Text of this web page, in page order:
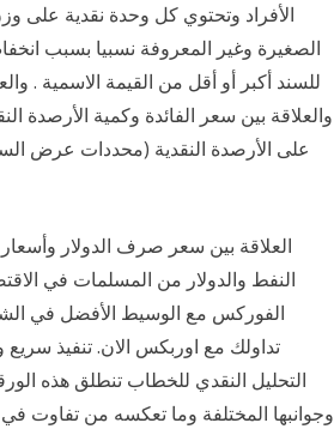
الأفراد وتحتوي كل وحدة نقدية على
الصغيرة وغير المعروفة نسبيا بسبب
للسند أكبر أو أقل من القيمة الاسمية .
على الأرصدة النقدية (محددات عرض
العلاقة بين سعر صرف الدولار وأسعار
النفط والدولار من المسلمات في
الفوركس مع الوسيط الأفضل في
تداولك مع اوربكس الان. تنفيذ
التحليل النقدي للخطاب تنطلق هذه
وجوانبها المختلفة وما تعكسه من تفاوت